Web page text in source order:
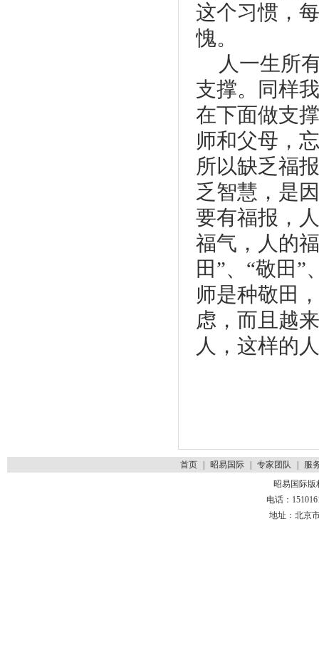
这个习惯，
愧。
人一生所
支撑。同样
在下面做支
师和父母，
所以缺乏福
乏智慧，是
要有福报，
福气，人的
田”、“敬田”
师是种敬田
虑，而且越
人，这样的
首页 昭易国际 专家团队
服
昭易国际
电话：
地址：北京